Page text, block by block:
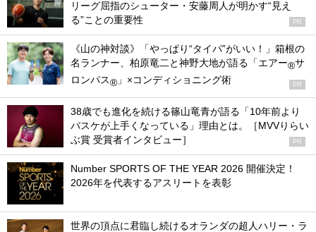
リーグ屈指のシューター・安藤周人が明かす“見え
る”ことの重要性
PR
《山の神対談》「やっぱり“タイパ”がいい！」箱根の
名ランナー、柏原竜二と神野大地が語る「エアー®サ
ロンパス® 」×コンディショニング術 PR
38歳でも進化を続ける篠山竜青が語る「10年前より
バスケが上手くなっている」理由とは。［MVVりらい
ぶ賞 受賞者インタビュー］
PR
Number SPORTS OF THE YEAR 2026 開催決定！
2026年を代表するアスリートを表彰
世界の頂点に君臨し続けるオランダの超人ハリー・ラ